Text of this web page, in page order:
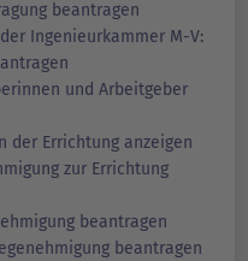
beantragen
Ingenieurkammer M-V:
und Arbeitgeber
der Errichtung anzeigen
zur Errichtung
beantragen
beantragen